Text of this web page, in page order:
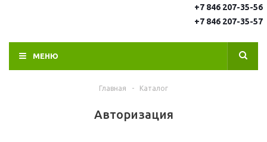
+7 846 207-35-56
+7 846 207-35-57
МЕНЮ
Главная - Каталог
Авторизация